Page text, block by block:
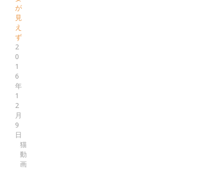
が
見
え
ず
2
0
1
6
年
1
2
月
9
日
猫
動
画